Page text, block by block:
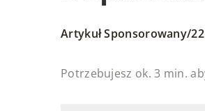
Artykuł Sponsorowany/
Potrzebujesz ok. 3 min.